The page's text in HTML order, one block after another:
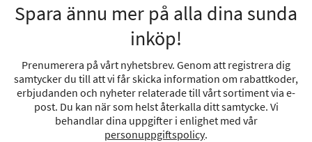
Spara ännu mer på alla dina sunda
inköp!
Prenumerera på vårt nyhetsbrev. Genom att registrera dig
samtycker du till att vi får skicka information om rabattkoder,
erbjudanden och nyheter relaterade till vårt sortiment via e-
post. Du kan när som helst återkalla ditt samtycke. Vi
behandlar dina uppgifter i enlighet med vår
personuppgiftspolicy.